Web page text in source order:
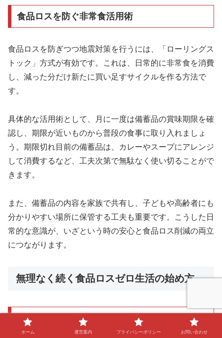
食品ロスを防ぐ非常食活用術
食品ロスを防ぎつつ地震対策を行うには、「ローリングス
トック」方式が有効です。これは、日常的に非常食を消費
し、減った分だけ新たに買い足すサイクルを作る方法で
す。
具体的な活用術として、月に一度は備蓄品の賞味期限を確
認し、期限が近いものから普段の食事に取り入れましょ
う。期限切れ目前の備蓄品は、カレーやスープにアレンジ
して消費するなど、工夫次第で無駄なく使い切ることがで
きます。
また、備蓄品の内容を家族で共有し、子どもや高齢者にも
分かりやすい場所に保管する工夫も重要です。こうした日
常的な意識が、いざという時の安心と食品ロス削減の両立
につながります。
無理なく続く食品ロスゼロ生活の始め方
食品ロスゼロ生活と地震対策の実践例
ホーム 運営案内 プライバシーポリシー お問い合わせ